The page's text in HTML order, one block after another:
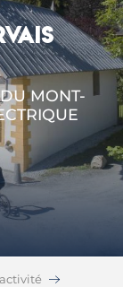
MONT-